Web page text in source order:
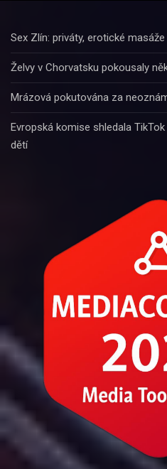
Sex Zlín: priváty, erotické
Želvy v Chorvatsku pokousaly
Mrázová pokutována za
Evropská komise shledala
dětí